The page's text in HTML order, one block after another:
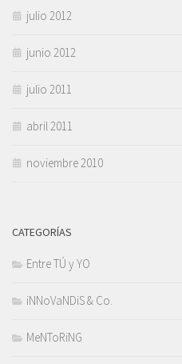
julio 2012
junio 2012
julio 2011
abril 2011
noviembre 2010
CATEGORÍAS
Entre TÚ y YO
iNNoVaNDiS & Co.
MeNToRiNG